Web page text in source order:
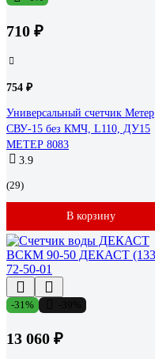
710 ₽
754 ₽
Универсальный счетчик Метер
СВУ-15 без КМЧ, L110, ДУ15
МЕТЕР 8083
3.9
(29)
В корзину
-31%
13 060 ₽